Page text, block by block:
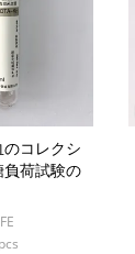
コレクシ
負荷試験の